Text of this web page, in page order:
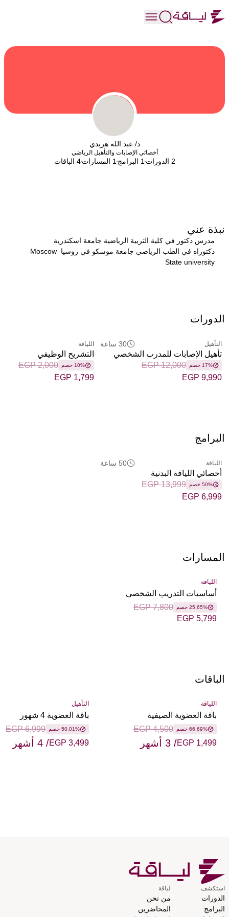
د/ عبد الله هريدي
أخصائي الإصابات والتأهيل الرياضي
2 الدورات 1 البرامج 1 المسارات 4 الباقات
نبذة عني
مدرس دكتور في كلية التربية الرياضية جامعة اسكندرية
دكتوراه في الطب الرياضي جامعة موسكو في روسيا Moscow
State university
الدورات
التأهيل 30 ساعة
تأهيل الإصابات للمدرب الشخصي
17% خصم
EGP 12,000
EGP 9,990
اللياقة
التشريح الوظيفي
10% خصم
EGP 2,000
EGP 1,799
البرامج
اللياقة 50 ساعة
أخصائي اللياقة البدنية
50% خصم
EGP 13,999
EGP 6,999
المسارات
اللياقة
أساسيات التدريب الشخصي
25.65% خصم
EGP 7,800
EGP 5,799
الباقات
اللياقة
باقة العضوية الصيفية
66.69% خصم
EGP 4,500
EGP 1,499/ 3 أشهر
التأهيل
باقة العضوية 4 شهور
50.01% خصم
EGP 6,999
EGP 3,499/ 4 أشهر
استكشف
الدورات
البرامج
لياقة
من نحن
المحاضرين